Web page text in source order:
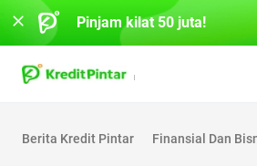
Berita Kredit Pintar Finansial Dan
Pinjam kilat 50 juta!